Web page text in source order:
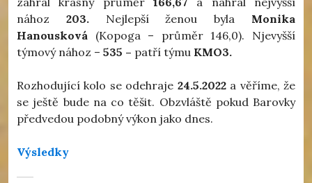
nához 203. Nejlepší ženou byla Monika
Hanousková (Kopoga – průměr 146,0). Njevyšší
týmový nához – 535 – patří týmu KMO3.
Rozhodující kolo se odehraje 24.5.2022a věříme, že
se ještě bude na co těšit. Obzvláště pokud Barovky
předvedou podobný výkon jako dnes.
Výsledky